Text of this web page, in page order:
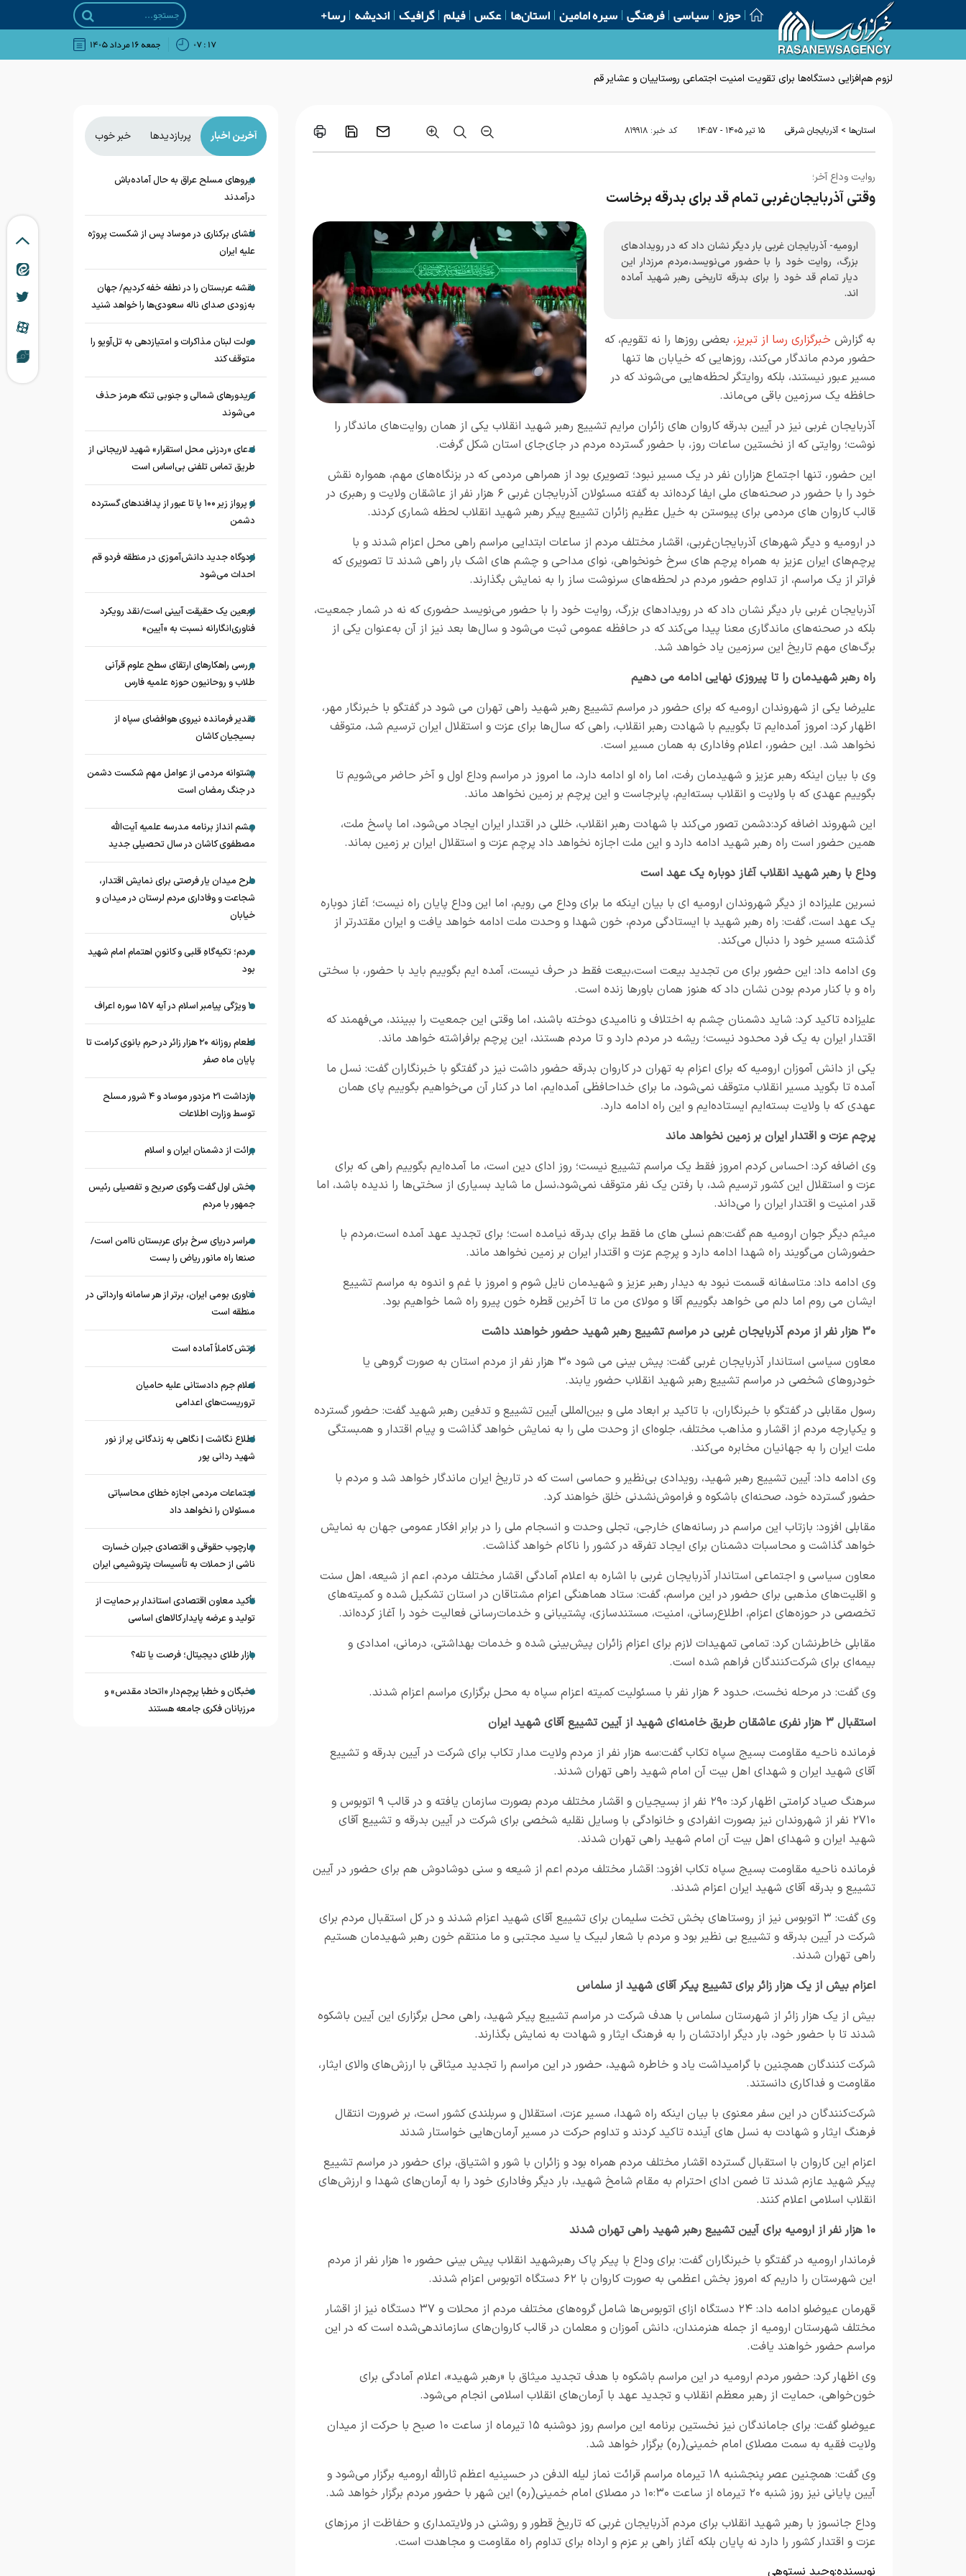
حوزه سیاسی فرهنگی سیره امامین استان‌ها عکس فیلم گرافیک اندیشه رسا+
۱۷ : ۰۷ جمعه ۱۶ مرداد ۱۴۰۵
لزوم هم‌افزایی دستگاه‌ها برای تقویت امنیت اجتماعی روستاییان و عشایر قم
استان‌ها > آذربایجان شرقی ۱۵ تير ۱۴۰۵ - ۱۴:۵۷ کد خبر: ۸۱۹۹۱۸
روایت وداع آخر؛
وقتی آذربایجان‌غربی تمام قد برای بدرقه برخاست
ارومیه- آذربایجان‌ غربی بار دیگر نشان داد که در رویدادهای
بزرگ، روایت خود را با حضور می‌نویسد،مردم مرزدار این
دیار تمام قد خود را برای بدرقه تاریخی رهبر شهید آماده
اند.
به گزارش خبرگزاری رسا از تبریز، بعضی روزها را نه تقویم، که
حضور مردم ماندگار می‌کند، روزهایی که خیابان‌ ها تنها
مسیر عبور نیستند، بلکه روایتگر لحظه‌هایی می‌شوند که در
حافظه یک سرزمین باقی می‌ماند.
آذربایجان ‌غربی نیز در آیین بدرقه کاروان های زائران مرایم تشییع رهبر شهید انقلاب یکی از همان روایت‌های ماندگار را
نوشت؛ روایتی که از نخستین ساعات روز، با حضور گسترده مردم در جای‌جای استان شکل گرفت.
این حضور، تنها اجتماع هزاران نفر در یک مسیر نبود؛ تصویری بود از همراهی مردمی که در بزنگاه‌های مهم، همواره نقش
خود را با حضور در صحنه‌های ملی ایفا کرده‌اند به گفته مسئولان آذربایجان غربی ۶ هزار نفر از عاشقان ولایت و رهبری در
قالب کاروان های مردمی برای پیوستن به خیل عظیم زائران تشییع پیکر رهبر شهید انقلاب لحظه شماری کردند.
در ارومیه و دیگر شهرهای آذربایجان‌غربی، اقشار مختلف مردم از ساعات ابتدایی مراسم راهی محل اعزام شدند و با
پرچم‌های ایران عزیز به همراه پرچم های سرخ خونخواهی، نوای مداحی و چشم های اشک بار راهی شدند تا تصویری که
فراتر از یک مراسم، از تداوم حضور مردم در لحظه‌های سرنوشت‌ ساز را به نمایش بگذارند.
آذربایجان‌ غربی بار دیگر نشان داد که در رویدادهای بزرگ، روایت خود را با حضور می‌نویسد حضوری که نه در شمار جمعیت،
بلکه در صحنه‌های ماندگاری معنا پیدا می‌کند که در حافظه عمومی ثبت می‌شود و سال‌ها بعد نیز از آن به‌عنوان یکی از
برگ‌های مهم تاریخ این سرزمین یاد خواهد شد.
راه رهبر شهیدمان را تا پیروزی نهایی ادامه می دهیم
علیرضا یکی از شهروندان ارومیه که برای حضور در مراسم تشییع رهبر شهید راهی تهران می شود در گفتگو با خبرنگار مهر،
اظهار کرد: امروز آمده‌ایم تا بگوییم با شهادت رهبر انقلاب، راهی که سال‌ها برای عزت و استقلال ایران ترسیم شد، متوقف
نخواهد شد. این حضور، اعلام وفاداری به همان مسیر است.
وی با بیان اینکه رهبر عزیز و شهیدمان رفت، اما راه او ادامه دارد، ما امروز در مراسم وداع اول و آخر حاضر می‌شویم تا
بگوییم عهدی که با ولایت و انقلاب بسته‌ایم، پابرجاست و این پرچم بر زمین نخواهد ماند.
این شهروند اضافه کرد:دشمن تصور می‌کند با شهادت رهبر انقلاب، خللی در اقتدار ایران ایجاد می‌شود، اما پاسخ ملت،
همین حضور است راه رهبر شهید ادامه دارد و این ملت اجازه نخواهد داد پرچم عزت و استقلال ایران بر زمین بماند.
وداع با رهبر شهید انقلاب آغاز دوباره یک عهد است
نسرین علیزاده از دیگر شهروندان ارومیه ای با بیان اینکه ما برای وداع می رویم، اما این وداع پایان راه نیست؛ آغاز دوباره
یک عهد است، گفت: راه رهبر شهید با ایستادگی مردم، خون شهدا و وحدت ملت ادامه خواهد یافت و ایران مقتدرتر از
گذشته مسیر خود را دنبال می‌کند.
وی ادامه داد: این حضور برای من تجدید بیعت است،بیعت فقط در حرف نیست، آمده ایم بگوییم باید با حضور، با سختی
راه و با کنار مردم بودن نشان داد که هنوز همان باورها زنده است.
علیزاده تاکید کرد: شاید دشمنان چشم به اختلاف و ناامیدی دوخته باشند، اما وقتی این جمعیت را ببینند، می‌فهمند که
اقتدار ایران به یک فرد محدود نیست؛ ریشه در مردم دارد و تا مردم هستند، این پرچم برافراشته خواهد ماند.
یکی از دانش آموزان ارومیه که برای اعزام به تهران در کاروان بدرقه حضور داشت نیز در گفتگو با خبرنگاران گفت: نسل ما
آمده تا بگوید مسیر انقلاب متوقف نمی‌شود، ما برای خداحافظی آمده‌ایم، اما در کنار آن می‌خواهیم بگوییم پای همان
عهدی که با ولایت بسته‌ایم ایستاده‌ایم و این راه ادامه دارد.
پرچم عزت و اقتدار ایران بر زمین نخواهد ماند
وی اضافه کرد: احساس کردم امروز فقط یک مراسم تشییع نیست؛ روز ادای دین است، ما آمده‌ایم بگوییم راهی که برای
عزت و استقلال این کشور ترسیم شد، با رفتن یک نفر متوقف نمی‌شود،نسل ما شاید بسیاری از سختی‌ها را ندیده باشد، اما
قدر امنیت و اقتدار ایران را می‌داند.
میثم دیگر جوان ارومیه هم گفت:هم نسلی های ما فقط برای بدرقه نیامده است؛ برای تجدید عهد آمده است،مردم با
حضورشان می‌گویند راه شهدا ادامه دارد و پرچم عزت و اقتدار ایران بر زمین نخواهد ماند.
وی ادامه داد: متاسفانه قسمت نبود به دیدار رهبر عزیز و شهیدمان نایل شوم و امروز با غم و اندوه به مراسم تشییع
ایشان می روم اما دلم می خواهد بگوییم آقا و مولای من ما تا آخرین قطره خون پیرو راه شما خواهیم بود.
۳۰ هزار نفر از مردم آذربایجان غربی در مراسم تشییع رهبر شهید حضور خواهند داشت
معاون سیاسی استاندار آذربایجان‌ غربی گفت: پیش بینی می شود ۳۰ هزار نفر از مردم استان به صورت گروهی یا
خودروهای شخصی در مراسم تشییع رهبر شهید انقلاب حضور یابند.
رسول مقابلی در گفتگو با خبرنگاران، با تاکید بر ابعاد ملی و بین‌المللی آیین تشییع و تدفین رهبر شهید گفت: حضور گسترده
و یکپارچه مردم از اقشار و مذاهب مختلف، جلوه‌ای از وحدت ملی را به نمایش خواهد گذاشت و پیام اقتدار و همبستگی
ملت ایران را به جهانیان مخابره می‌کند.
وی ادامه داد: آیین تشییع رهبر شهید، رویدادی بی‌نظیر و حماسی است که در تاریخ ایران ماندگار خواهد شد و مردم با
حضور گسترده خود، صحنه‌ای باشکوه و فراموش‌نشدنی خلق خواهند کرد.
مقابلی افزود: بازتاب این مراسم در رسانه‌های خارجی، تجلی وحدت و انسجام ملی را در برابر افکار عمومی جهان به نمایش
خواهد گذاشت و محاسبات دشمنان برای ایجاد تفرقه در کشور را ناکام خواهد گذاشت.
معاون سیاسی و اجتماعی استاندار آذربایجان‌ غربی با اشاره به اعلام آمادگی اقشار مختلف مردم، اعم از شیعه، اهل سنت
و اقلیت‌های مذهبی برای حضور در این مراسم، گفت: ستاد هماهنگی اعزام مشتاقان در استان تشکیل شده و کمیته‌های
تخصصی در حوزه‌های اعزام، اطلاع‌رسانی، امنیت، مستندسازی، پشتیبانی و خدمات‌رسانی فعالیت خود را آغاز کرده‌اند.
مقابلی خاطرنشان کرد: تمامی تمهیدات لازم برای اعزام زائران پیش‌بینی شده و خدمات بهداشتی، درمانی، امدادی و
بیمه‌ای برای شرکت‌کنندگان فراهم شده است.
وی گفت: در مرحله نخست، حدود ۶ هزار نفر با مسئولیت کمیته اعزام سپاه به محل برگزاری مراسم اعزام شدند.
استقبال ۳ هزار نفری عاشقان طریق خامنه‌ای شهید از آیین تشییع آقای شهید ایران
فرمانده ناحیه مقاومت بسیج سپاه تکاب گفت:سه هزار نفر از مردم ولایت مدار تکاب برای شرکت در آیین بدرقه و تشییع
آقای شهید ایران و شهدای اهل بیت آن امام شهید راهی تهران شدند.
سرهنگ صیاد کرامتی اظهار کرد: ۲۹۰ نفر از بسیجیان و اقشار مختلف مردم بصورت سازمان یافته و در قالب ۹ اتوبوس و
۲۷۱۰ نفر از شهروندان نیز بصورت انفرادی و خانوادگی با وسایل نقلیه شخصی برای شرکت در آیین بدرقه و تشییع آقای
شهید ایران و شهدای اهل بیت آن امام شهید راهی تهران شدند.
فرمانده ناحیه مقاومت بسیج سپاه تکاب افزود: اقشار مختلف مردم اعم از شیعه و سنی دوشادوش هم برای حضور در آیین
تشییع و بدرقه آقای شهید ایران اعزام شدند.
وی گفت: ۳ اتوبوس نیز از روستاهای بخش تخت سلیمان برای تشییع آقای شهید اعزام شدند و در کل استقبال مردم برای
شرکت در آیین بدرقه و تشییع بی نظیر بود و مردم با شعار لبیک یا سید مجتبی و ما منتقم خون رهبر شهیدمان هستیم
راهی تهران شدند.
اعزام بیش از یک هزار زائر برای تشییع پیکر آقای شهید از سلماس
بیش از یک هزار زائر از شهرستان سلماس با هدف شرکت در مراسم تشییع پیکر شهید، راهی محل برگزاری این آیین باشکوه
شدند تا با حضور خود، بار دیگر ارادتشان را به فرهنگ ایثار و شهادت به نمایش بگذارند.
شرکت کنندگان همچنین با گرامیداشت یاد و خاطره شهید، حضور در این مراسم را تجدید میثاقی با ارزش‌های والای ایثار،
مقاومت و فداکاری دانستند.
شرکت‌کنندگان در این سفر معنوی با بیان اینکه راه شهدا، مسیر عزت، استقلال و سربلندی کشور است، بر ضرورت انتقال
فرهنگ ایثار و شهادت به نسل‌ های آینده تاکید کردند و تداوم حرکت در مسیر آرمان‌هایی خواستار شدند
اعزام این کاروان با استقبال گسترده اقشار مختلف مردم همراه بود و زائران با شور و اشتیاق، برای حضور در مراسم تشییع
پیکر شهید عازم شدند تا ضمن ادای احترام به مقام شامخ شهید، بار دیگر وفاداری خود را به آرمان‌های شهدا و ارزش‌های
انقلاب اسلامی اعلام کنند.
۱۰ هزار نفر از ارومیه برای آیین تشییع رهبر شهید راهی تهران شدند
فرماندار ارومیه در گفتگو با خبرنگاران گفت: برای وداع با پیکر پاک رهبرشهید انقلاب پیش بینی حضور ۱۰ هزار نفر از مردم
این شهرستان را داریم که امروز بخش اعظمی به صورت کاروان با ۶۲ دستگاه اتوبوس اعزام شدند.
قهرمان عیوضلو ادامه داد: ۲۴ دستگاه ازای اتوبوس‌ها شامل گروه‌های مختلف مردم از محلات و ۳۷ دستگاه نیز از اقشار
مختلف شهرستان ارومیه از جمله هنرمندان، دانش آموزان و معلمان در قالب کاروان‌های سازماندهی‌شده است که در این
مراسم حضور خواهند یافت.
وی اظهار کرد: حضور مردم ارومیه در این مراسم باشکوه با هدف تجدید میثاق با «رهبر شهید»، اعلام آمادگی برای
خون‌خواهی، حمایت از رهبر معظم انقلاب و تجدید عهد با آرمان‌های انقلاب اسلامی انجام می‌شود.
عیوضلو گفت: برای جاماندگان نیز نخستین برنامه این مراسم روز دوشنبه ۱۵ تیرماه از ساعت ۱۰ صبح با حرکت از میدان
ولایت فقیه به سمت مصلای امام خمینی(ره) برگزار خواهد شد.
وی گفت: همچنین عصر پنجشنبه ۱۸ تیرماه مراسم قرائت نماز لیله الدفن در حسینیه اعظم ثارالله ارومیه برگزار می‌شود و
آیین پایانی نیز روز شنبه ۲۰ تیرماه از ساعت ۱۰:۳۰ در مصلای امام خمینی(ره) این شهر با حضور مردم برگزار خواهد شد.
وداع جانسوز با رهبر شهید انقلاب برای مردم آذربایجان غربی که تاریخ قطور و روشنی در ولایتمداری ‌و حفاظت از مرزهای
عزت و اقتدار کشور را دارد نه پایان بلکه آغاز راهی بر عزم و ارداه برای تداوم راه مقاومت و مجاهدت است.
نویسنده:وحید نستوهی
آخرین اخبار پربازدیدها خبر خوب
نیروهای مسلح عراق به حال آماده‌باش
درآمدند
افشای برکناری در موساد پس از شکست پروژه
علیه ایران
نقشه عربستان را در نطفه خفه کردیم/ جهان
به‌زودی صدای ناله سعودی‌ها را خواهد شنید
دولت لبنان مذاکرات و امتیازدهی به تل‌آویو را
متوقف کند
کریدورهای شمالی و جنوبی تنگه هرمز حذف
می‌شوند
ادعای «ردزنی محل استقرار» شهید لاریجانی از
طریق تماس تلفنی بی‌اساس است
از پرواز زیر ۱۰۰ پا تا عبور از پدافند‌های گسترده
دشمن
اردوگاه جدید دانش‌آموزی در منطقه فردو قم
احداث می‌شود
اربعین یک حقیقت آیینی است/نقد رویکرد
فناوری‌انگارانه نسبت به «آیین»
بررسی راهکارهای ارتقای سطح علوم قرآنی
طلاب و روحانیون حوزه علمیه فارس
تقدیر فرمانده نیروی هوافضای سپاه از
بسیجیان کاشان
پشتوانه مردمی از عوامل مهم شکست دشمن
در جنگ رمضان است
چشم‌ انداز برنامه مدرسه علمیه آیت‌الله
مصطفوی کاشان در سال تحصیلی جدید
طرح میدان یار فرصتی برای نمایش اقتدار،
شجاعت و وفاداری مردم لرستان در میدان و
خیابان
مردم؛ تکیه‌گاهِ قلبی و کانونِ اهتمام امام شهید
بود
۱۰ ویژگی پیامبر اسلام در آیه ۱۵۷ سوره اعراف
اطعام روزانه ۲۰ هزار زائر در حرم بانوی کرامت تا
پایان ماه صفر
بازداشت ۲۱ مزدور موساد و ۴ شرور مسلح
توسط وزارت اطلاعات
برائت از دشمنان ایران و اسلام
بخش اول گفت وگوی صریح و تفصیلی رئیس
جمهور با مردم
سراسر دریای سرخ برای عربستان ناامن است/
صنعا راه مانور ریاض را بست
فناوری بومی ایران، برتر از هر سامانه وارداتی در
منطقه است
ارتش کاملاً آماده است
اعلام جرم دادستانی علیه حامیان
تروریست‌های اعدامی
اطلاع نگاشت | نگاهی به زندگانی پر از نور
شهید ردانی پور
اجتماعات مردمی اجازه خطای محاسباتی
مسئولان را نخواهد داد
چارچوب حقوقی و اقتصادی جبران خسارت
ناشی از حملات به تأسیسات پتروشیمی ایران
تأکید معاون اقتصادی استاندار بر حمایت از
تولید و عرضه پایدار کالاهای اساسی
بازار طلای دیجیتال؛ فرصت یا تله؟
نخبگان و خطبا پرچم‌دار «اتحاد مقدس» و
مرزبانان فکری جامعه هستند